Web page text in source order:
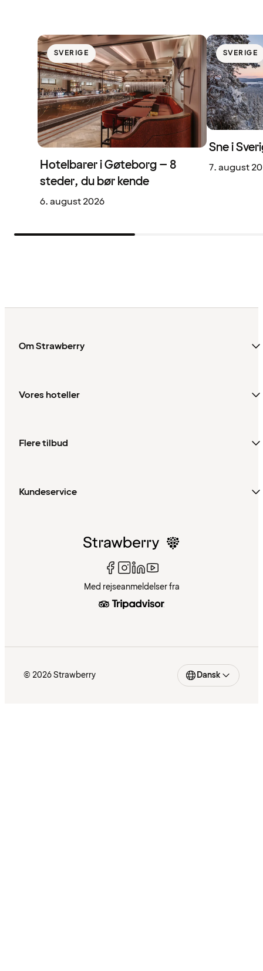
SVERIGE
Hotelbarer i Gøteborg – 8
steder, du bør kende
6. august 2026
SVERIGE
Sne i
7. august
Om Strawberry
Vores hoteller
Flere tilbud
Kundeservice
Med rejseanmeldelser fra
© 2026 Strawberry Dansk